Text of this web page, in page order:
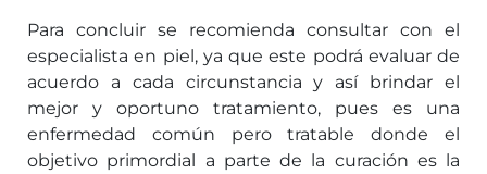
Para concluir se recomienda consultar con el
especialista en piel, ya que este podrá evaluar de
acuerdo a cada circunstancia y así brindar el
mejor y oportuno tratamiento, pues es una
enfermedad común pero tratable donde el
objetivo primordial a parte de la curación es la